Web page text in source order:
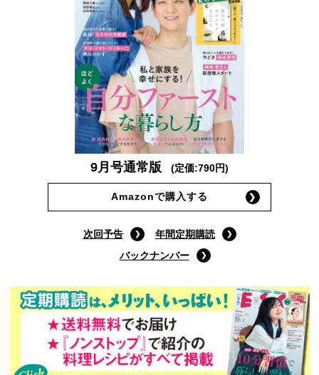
9月号通常版 (定価:790円)
Amazonで購入する
次回予告
年間定期購読
バックナンバー